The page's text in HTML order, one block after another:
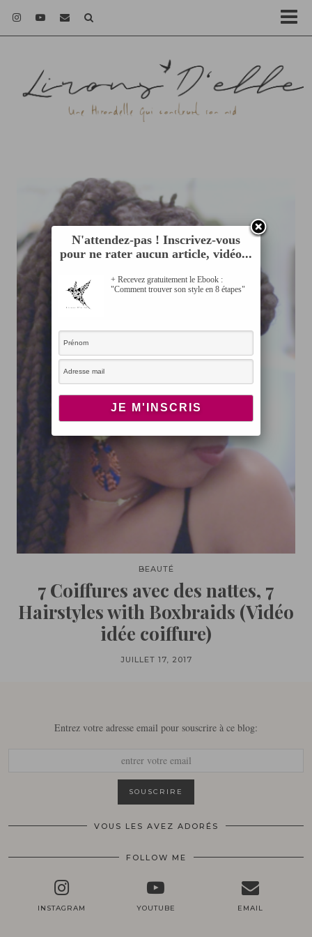
BEAUTÉ
7 Coiffures avec des nattes, 7
Hairstyles with Boxbraids (Vidéo
idée coiffure)
JUILLET 17, 2017
Entrez votre adresse email pour souscrire à ce blog:
VOUS LES AVEZ ADORÉS
FOLLOW ME
INSTAGRAM YOUTUBE EMAIL
N'attendez-pas ! Inscrivez-vous
pour ne rater aucun article, vidéo...
+ Recevez gratuitement le Ebook :
"Comment trouver son style en 8 étapes"